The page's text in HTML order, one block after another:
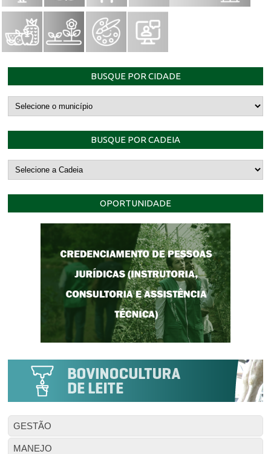
BUSQUE POR CIDADE
BUSQUE POR CADEIA
OPORTUNIDADE
GESTÃO
MANEJO